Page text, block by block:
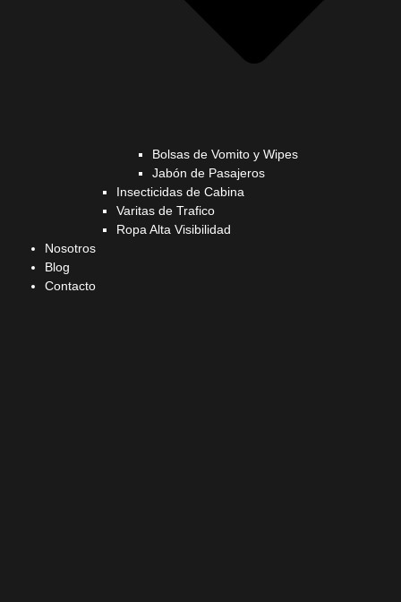
Bolsas de Vomito y Wipes
Jabón de Pasajeros
Insecticidas de Cabina
Varitas de Trafico
Ropa Alta Visibilidad
Nosotros
Blog
Contacto